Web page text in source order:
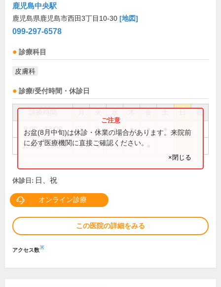
鹿児島中央駅
鹿児島県鹿児島市西田3丁目10-30 [地図]
099-297-6578
診療科目
皮膚科
診療/受付時間・休診日
祝
9:00～13:00 ● ● ● ● ●
15:00～19:00 ● ● ●
お盆(8月中旬)は休診・休業の場合があります。来院前
に必ず医療機関に直接ご確認ください。
×閉じる
休診日: 日、祝
オンライン診療
この医院の詳細をみる
アクセス数※